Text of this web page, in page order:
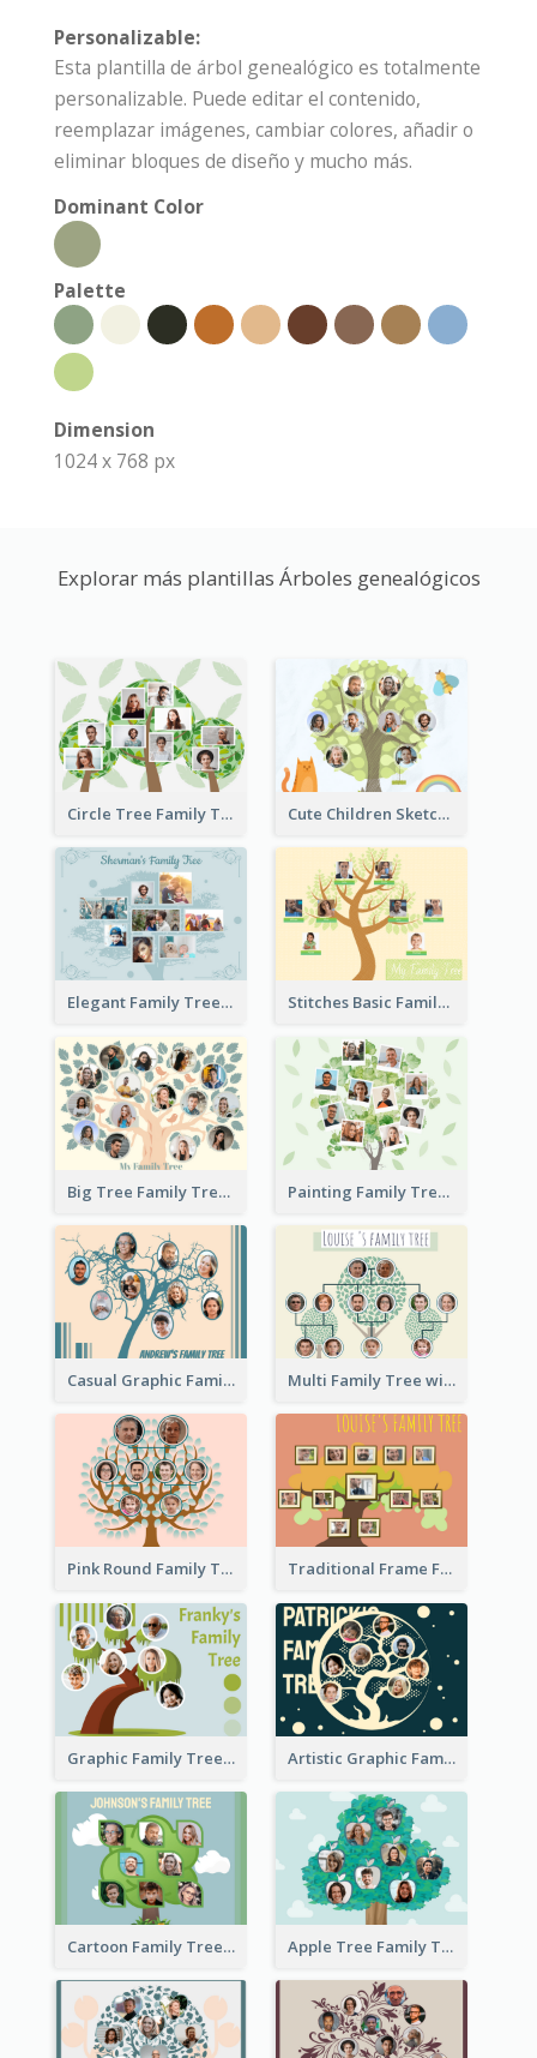
Personalizable:
Esta plantilla de árbol genealógico es totalmente
personalizable. Puede editar el contenido,
reemplazar imágenes, cambiar colores, añadir o
eliminar bloques de diseño y mucho más.
Dominant Color
Palette
Dimension
1024 x 768 px
Explorar más plantillas Árboles genealógicos
Circle Tree Family Tree Cute Children Sketch Family Tree
Elegant Family Tree Stitches Basic Family Tree
Big Tree Family Tree Painting Family Tree
Casual Graphic Family Tree2 Multi Family Tree with Background
Pink Round Family Tree with Background Traditional Frame Family Tree with Pictures
Graphic Family Tree Artistic Graphic Family Tree
Cartoon Family Tree Apple Tree Family Tree